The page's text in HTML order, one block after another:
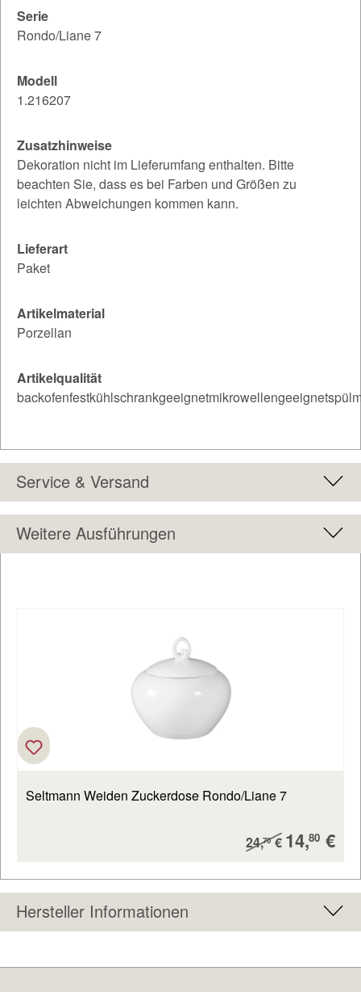
Serie
Rondo/Liane 7
Modell
1.216207
Zusatzhinweise
Dekoration nicht im Lieferumfang enthalten. Bitte
beachten Sie, dass es bei Farben und Größen zu
leichten Abweichungen kommen kann.
Lieferart
Paket
Artikelmaterial
Porzellan
Artikelqualität
Service & Versand
Weitere Ausführungen
Seltmann Weiden Zuckerdose Rondo/Liane 7
Regulärer Preis:
24,70€ 14,80 €
Hersteller Informationen